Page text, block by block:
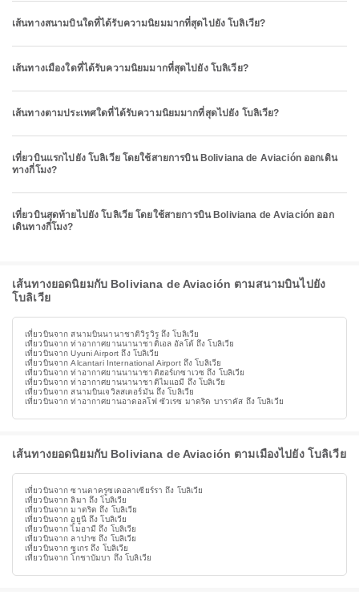
เส้นทางสนามบินใดที่ได้รับความนิยมมากที่สุดไปยัง โบลิเวีย?
เส้นทางเมืองใดที่ได้รับความนิยมมากที่สุดไปยัง โบลิเวีย?
เส้นทางตามประเทศใดที่ได้รับความนิยมมากที่สุดไปยัง โบลิเวีย?
เที่ยวบินแรกไปยัง โบลิเวีย โดยใช้สายการบิน Boliviana de Aviación ออกเดิน
ทางกี่โมง?
เที่ยวบินสุดท้ายไปยัง โบลิเวีย โดยใช้สายการบิน Boliviana de Aviación ออก
เดินทางกี่โมง?
เส้นทางยอดนิยมกับ Boliviana de Aviación ตามสนามบินไปยัง
โบลิเวีย
เที่ยวบินจาก สนามบินนานาชาติวิรูวิรู ถึง โบลิเวีย
เที่ยวบินจาก ท่าอากาศยานนานาชาติเอล อัลโต้ ถึง โบลิเวีย
เที่ยวบินจาก Uyuni Airport ถึง โบลิเวีย
เที่ยวบินจาก Alcantari International Airport ถึง โบลิเวีย
เที่ยวบินจาก ท่าอากาศยานนานาชาติฮอร์เกซาเวซ ถึง โบลิเวีย
เที่ยวบินจาก ท่าอากาศยานนานาชาติไมแอมี ถึง โบลิเวีย
เที่ยวบินจาก สนามบินเจวิลสเตอร์มัน ถึง โบลิเวีย
เที่ยวบินจาก ท่าอากาศยานอาดอลโฟ ซัวเรซ มาดริด บาราคัส ถึง โบลิเวีย
เส้นทางยอดนิยมกับ Boliviana de Aviación ตามเมืองไปยัง โบลิเวีย
เที่ยวบินจาก ซานตาครูซเดอลาเซียร์รา ถึง โบลิเวีย
เที่ยวบินจาก ลิมา ถึง โบลิเวีย
เที่ยวบินจาก มาดริด ถึง โบลิเวีย
เที่ยวบินจาก อูยูนี ถึง โบลิเวีย
เที่ยวบินจาก ไมอามี ถึง โบลิเวีย
เที่ยวบินจาก ลาปาซ ถึง โบลิเวีย
เที่ยวบินจาก ซูเกร ถึง โบลิเวีย
เที่ยวบินจาก โกชาบัมบา ถึง โบลิเวีย